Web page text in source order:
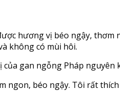
hương vị béo ngậy,
không có mùi hôi.
gan ngỗng Pháp nguyên
béo ngậy. Tôi rất